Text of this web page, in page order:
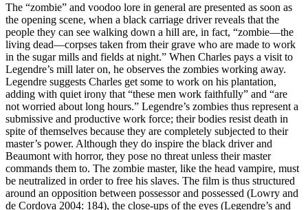
The “zombie” and voodoo lore in general are presented as soon as
the opening scene, when a black carriage driver reveals that the
people they can see walking down a hill are, in fact, “zombie—the
living dead—corpses taken from their grave who are made to work
in the sugar mills and fields at night.” When Charles pays a visit to
Legendre’s mill later on, he observes the zombies working away.
Legendre suggests Charles get some to work on his plantation,
adding with quiet irony that “these men work faithfully” and “are
not worried about long hours.” Legendre’s zombies thus represent a
submissive and productive work force; their bodies resist death in
spite of themselves because they are completely subjected to their
master’s power. Although they do inspire the black driver and
Beaumont with horror, they pose no threat unless their master
commands them to. The zombie master, like the head vampire, must
be neutralized in order to free his slaves. The film is thus structured
around an opposition between possessor and possessed (Lowry and
de Cordova 2004: 184), the close-ups of the eyes (Legendre’s and